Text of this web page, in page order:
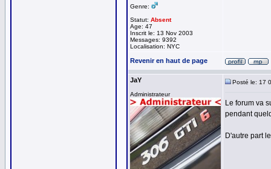
Genre:
Statut: Absent
Age: 47
Inscrit le: 13 Nov 2003
Messages: 9392
Localisation: NYC
Revenir en haut de page
JaY
Administrateur
Posté le: 17
Le forum va
pendant
D'autre part